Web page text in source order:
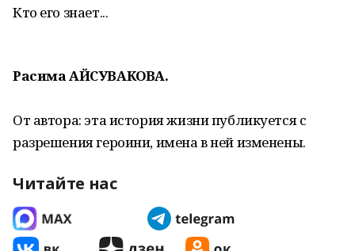
Кто его знает...
Расима АЙСУВАКОВА.
От автора: эта история жизни публикуется с
разрешения героини, имена в ней изменены.
Читайте нас